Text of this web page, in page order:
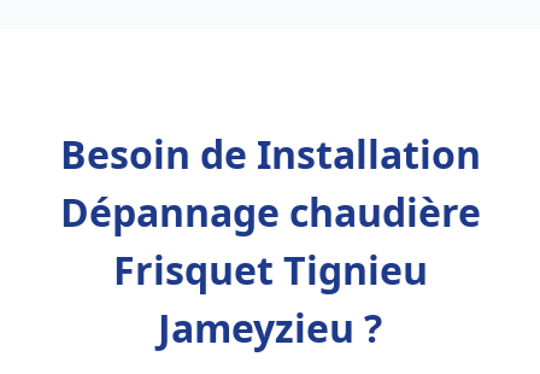
Besoin de Installation
Dépannage chaudière
Frisquet Tignieu
Jameyzieu ?